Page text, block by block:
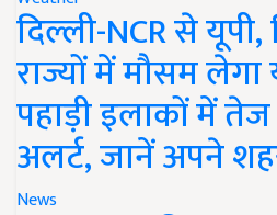
दिल्ली-NCR से
राज्यों में मौसम लेगा
पहाड़ी इलाकों में
अलर्ट, जानें अपने
News